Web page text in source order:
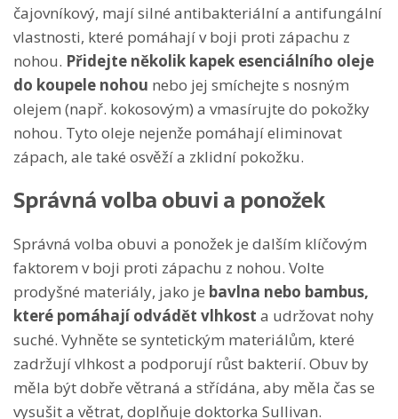
čajovníkový, mají silné antibakteriální a antifungální
vlastnosti, které pomáhají v boji proti zápachu z
nohou. Přidejte několik kapek esenciálního oleje
do koupele nohou nebo jej smíchejte s nosným
olejem (např. kokosovým) a vmasírujte do pokožky
nohou. Tyto oleje nejenže pomáhají eliminovat
zápach, ale také osvěží a zklidní pokožku.
Správná volba obuvi a ponožek
Správná volba obuvi a ponožek je dalším klíčovým
faktorem v boji proti zápachu z nohou. Volte
prodyšné materiály, jako je bavlna nebo bambus,
které pomáhají odvádět vlhkost a udržovat nohy
suché. Vyhněte se syntetickým materiálům, které
zadržují vlhkost a podporují růst bakterií. Obuv by
měla být dobře větraná a střídána, aby měla čas se
vysušit a větrat, doplňuje doktorka Sullivan.